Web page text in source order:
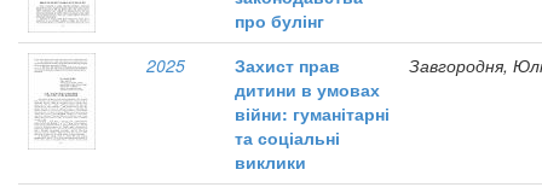
про булінг
2025
Захист прав
дитини в умовах
війни: гуманітарні
та соціальні
виклики
Завгородня,